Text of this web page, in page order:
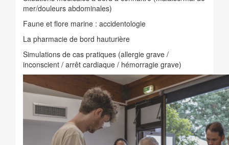
mer/douleurs abdominales)
Faune et flore marine : accidentologie
La pharmacie de bord hauturière
Simulations de cas pratiques (allergie grave /
inconscient / arrêt cardiaque / hémorragie grave)